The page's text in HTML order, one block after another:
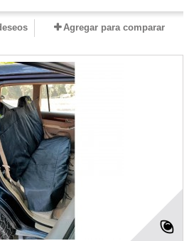
Agregar para comparar